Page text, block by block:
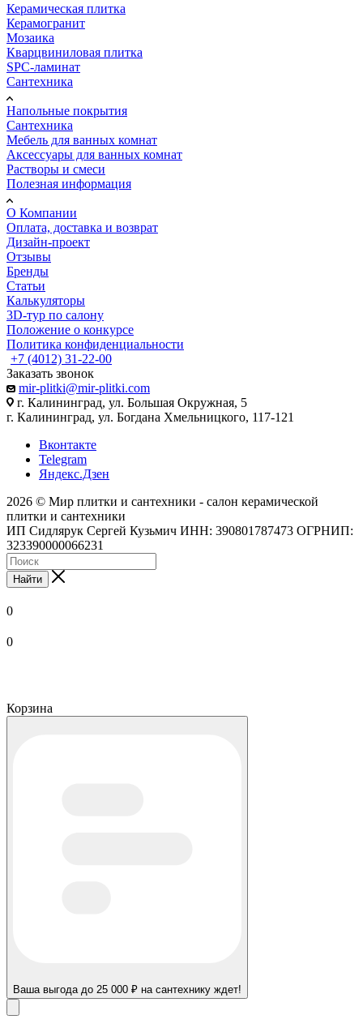
Керамическая плитка
Керамогранит
Мозаика
Кварцвиниловая плитка
SPC-ламинат
Сантехника
Напольные покрытия
Сантехника
Мебель для ванных комнат
Аксессуары для ванных комнат
Растворы и смеси
Полезная информация
О Компании
Оплата, доставка и возврат
Дизайн-проект
Отзывы
Бренды
Статьи
Калькуляторы
3D-тур по салону
Положение о конкурсе
Политика конфиденциальности
+7 (4012) 31-22-00
Заказать звонок
mir-plitki@mir-plitki.com
г. Калининград, ул. Большая Окружная, 5
г. Калининград, ул. Богдана Хмельницкого, 117-121
Вконтакте
Telegram
Яндекс.Дзен
2026 © Мир плитки и сантехники - салон керамической
плитки и сантехники
ИП Сидлярук Сергей Кузьмич ИНН: 390801787473 ОГРНИП:
323390000066231
Найти
0
0
Корзина
Ваша выгода до 25 000 ₽ на сантехнику ждет!